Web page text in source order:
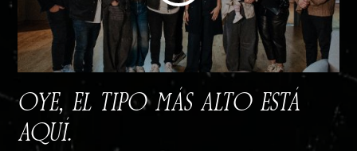
OYE, EL TIPO MÁS ALTO ESTÁ
AQUÍ.